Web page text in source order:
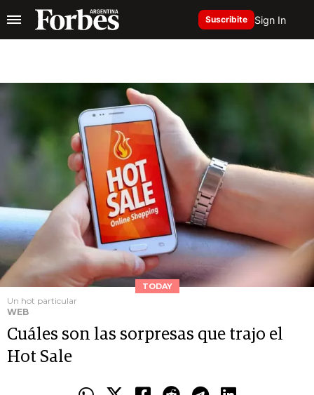
Suscribite Sign In
TODAY
Un hot particular
WEB
Cuáles son las sorpresas que trajo el
Hot Sale